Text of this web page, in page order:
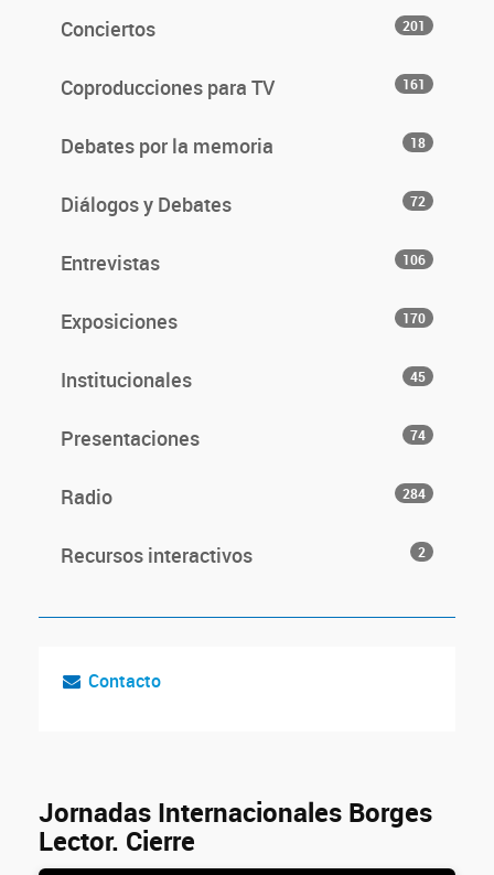
Conciertos 201
Coproducciones para TV 161
Debates por la memoria 18
Diálogos y Debates 72
Entrevistas 106
Exposiciones 170
Institucionales 45
Presentaciones 74
Radio 284
Recursos interactivos 2
Contacto
Jornadas Internacionales Borges
Lector. Cierre